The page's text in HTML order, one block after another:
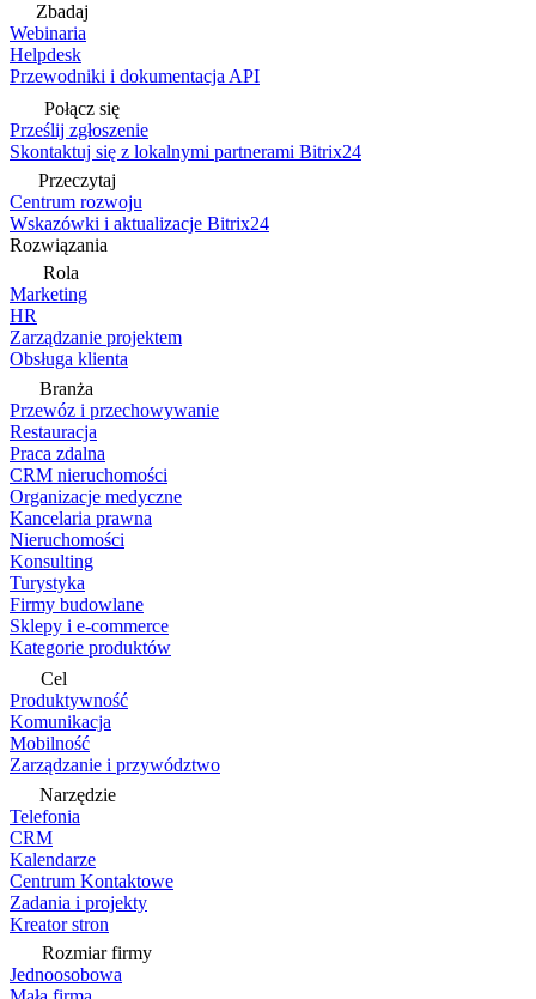
Zbadaj
Webinaria
Helpdesk
Przewodniki i dokumentacja API
Połącz się
Prześlij zgłoszenie
Skontaktuj się z lokalnymi partnerami Bitrix24
Przeczytaj
Centrum rozwoju
Wskazówki i aktualizacje Bitrix24
Rozwiązania
Rola
Marketing
HR
Zarządzanie projektem
Obsługa klienta
Branża
Przewóz i przechowywanie
Restauracja
Praca zdalna
CRM nieruchomości
Organizacje medyczne
Kancelaria prawna
Nieruchomości
Konsulting
Turystyka
Firmy budowlane
Sklepy i e-commerce
Kategorie produktów
Cel
Produktywność
Komunikacja
Mobilność
Zarządzanie i przywództwo
Narzędzie
Telefonia
CRM
Kalendarze
Centrum Kontaktowe
Zadania i projekty
Kreator stron
Rozmiar firmy
Jednoosobowa